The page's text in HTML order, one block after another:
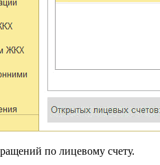
по лицевому счету.